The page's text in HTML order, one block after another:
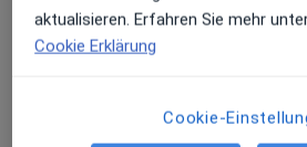
aktualisieren. Erfahren Sie mehr
Cookie Erklärung
Cookie-